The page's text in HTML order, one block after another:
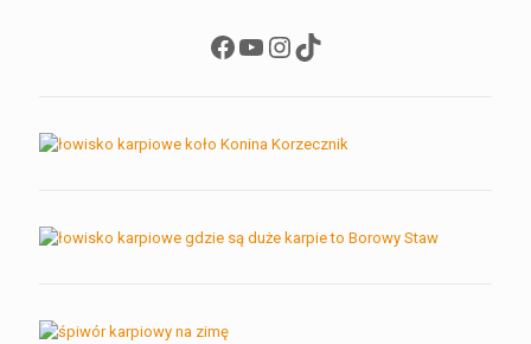
Facebook
YouTube
Instagram
TikTok